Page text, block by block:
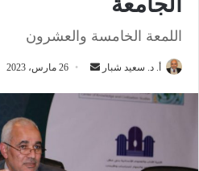
اللمعة الخامسة والعشرون
أ. د. سعيد شبار 26 مارس، 2023